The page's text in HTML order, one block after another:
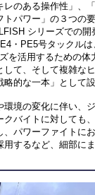
レのある操作性」、
トパワー」の３つの
シリーズでの開
・PE5号タックル
を活用するための
して、そして複雑な
的な一本」として
環境の変化に伴い、
クバイトに対しても
、パワーファイトに
するなど、細部に